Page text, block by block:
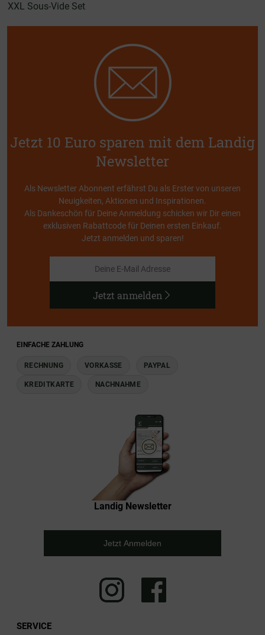
XXL Sous-Vide Set
Jetzt 10 Euro sparen mit dem Landig
Newsletter
Als Newsletter Abonnent erfährst Du als Erster von unseren
Neuigkeiten, Aktionen und Inspirationen.
Als Dankeschön für Deine Anmeldung schicken wir Dir einen
exklusiven Rabattcode für Deinen ersten Einkauf.
Jetzt anmelden und sparen!
Jetzt anmelden
EINFACHE ZAHLUNG
RECHNUNG VORKASSE PAYPAL
KREDITKARTE NACHNAHME
Landig Newsletter
Jetzt Anmelden
SERVICE